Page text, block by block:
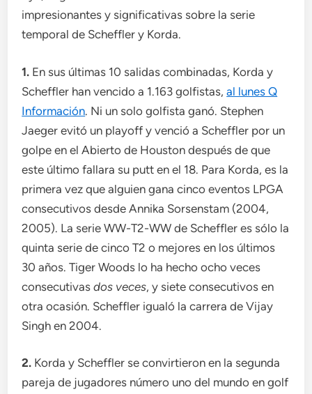
impresionantes y significativas sobre la serie
temporal de Scheffler y Korda.
1. En sus últimas 10 salidas combinadas, Korda y
Scheffler han vencido a 1.163 golfistas,al lunes Q
Información. Ni un solo golfista ganó. Stephen
Jaeger evitó un playoff y venció a Scheffler por un
golpe en el Abierto de Houston después de que
este último fallara su putt en el 18. Para Korda, es la
primera vez que alguien gana cinco eventos LPGA
consecutivos desde Annika Sorsenstam (2004,
2005). La serie WW-T2-WW de Scheffler es sólo la
quinta serie de cinco T2 o mejores en los últimos
30 años. Tiger Woods lo ha hecho ocho veces
consecutivasdos veces, y siete consecutivos en
otra ocasión. Scheffler igualó la carrera de Vijay
Singh en 2004.
2. Korda y Scheffler se convirtieron en la segunda
pareja de jugadores número uno del mundo en golf